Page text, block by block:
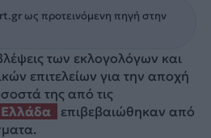
ως προτεινόμενη πηγή στην
των εκλογολόγων και
επιτελείων για την αποχή
της από τις
Ελλάδα
επιβεβαιώθηκαν από